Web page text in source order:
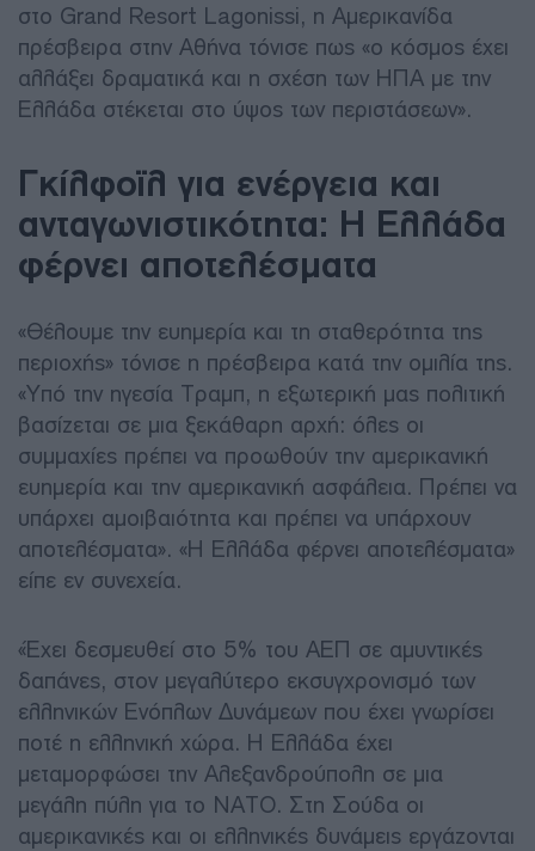
στο Grand Resort Lagonissi, η Αμερικανίδα
πρέσβειρα στην Αθήνα τόνισε πως «ο κόσμος έχει
αλλάξει δραματικά και η σχέση των ΗΠΑ με την
Ελλάδα στέκεται στο ύψος των περιστάσεων».
Γκίλφοϊλ για ενέργεια και
ανταγωνιστικότητα: Η Ελλάδα
φέρνει αποτελέσματα
«Θέλουμε την ευημερία και τη σταθερότητα της
περιοχής» τόνισε η πρέσβειρα κατά την ομιλία της.
«Υπό την ηγεσία Τραμπ, η εξωτερική μας πολιτική
βασίζεται σε μια ξεκάθαρη αρχή: όλες οι
συμμαχίες πρέπει να προωθούν την αμερικανική
ευημερία και την αμερικανική ασφάλεια. Πρέπει να
υπάρχει αμοιβαιότητα και πρέπει να υπάρχουν
αποτελέσματα». «Η Ελλάδα φέρνει αποτελέσματα»
είπε εν συνεχεία.
«Έχει δεσμευθεί στο 5% του ΑΕΠ σε αμυντικές
δαπάνες, στον μεγαλύτερο εκσυγχρονισμό των
ελληνικών Ενόπλων Δυνάμεων που έχει γνωρίσει
ποτέ η ελληνική χώρα. Η Ελλάδα έχει
μεταμορφώσει την Αλεξανδρούπολη σε μια
μεγάλη πύλη για το ΝΑΤΟ. Στη Σούδα οι
αμερικανικές και οι ελληνικές δυνάμεις εργάζονται